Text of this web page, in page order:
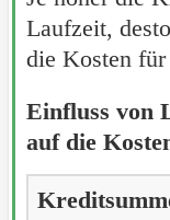
Laufzeit,
die Kosten für
Einfluss von
auf die